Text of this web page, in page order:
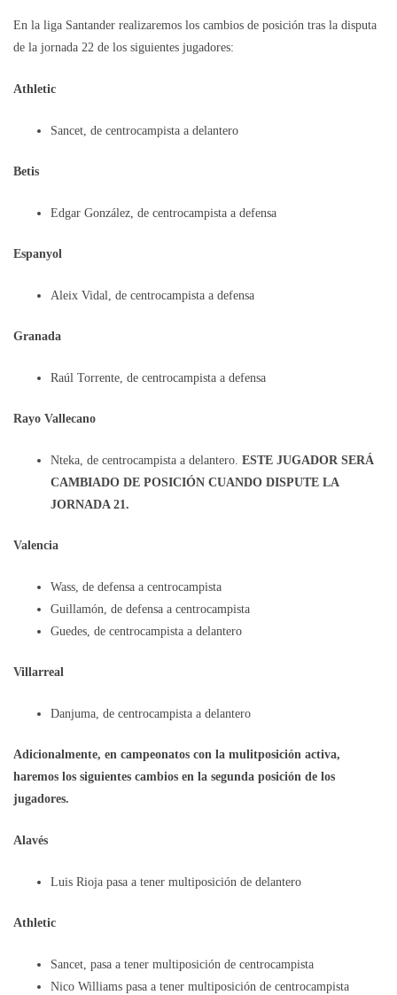
En la liga Santander realizaremos los cambios de posición tras la disputa
de la jornada 22 de los siguientes jugadores:
Athletic
Sancet, de centrocampista a delantero
Betis
Edgar González, de centrocampista a defensa
Espanyol
Aleix Vidal, de centrocampista a defensa
Granada
Raúl Torrente, de centrocampista a defensa
Rayo Vallecano
Nteka, de centrocampista a delantero. ESTE JUGADOR SERÁ
CAMBIADO DE POSICIÓN CUANDO DISPUTE LA
JORNADA 21.
Valencia
Wass, de defensa a centrocampista
Guillamón, de defensa a centrocampista
Guedes, de centrocampista a delantero
Villarreal
Danjuma, de centrocampista a delantero
Adicionalmente, en campeonatos con la mulitposición activa,
haremos los siguientes cambios en la segunda posición de los
jugadores.
Alavés
Luis Rioja pasa a tener multiposición de delantero
Athletic
Sancet, pasa a tener multiposición de centrocampista
Nico Williams pasa a tener multiposición de centrocampista